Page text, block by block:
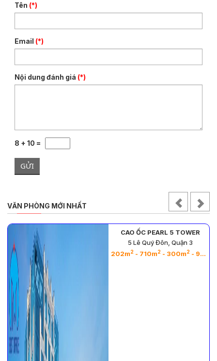
Tên (*)
Email (*)
Nội dung đánh giá (*)
8 + 10 =
GỬI
VĂN PHÒNG MỚI NHẤT
26m
CAO ỐC PEARL 5 TOWER
5 Lê Quý Đôn, Quận 3
202m2 - 710m2 - 300m2 - 964m